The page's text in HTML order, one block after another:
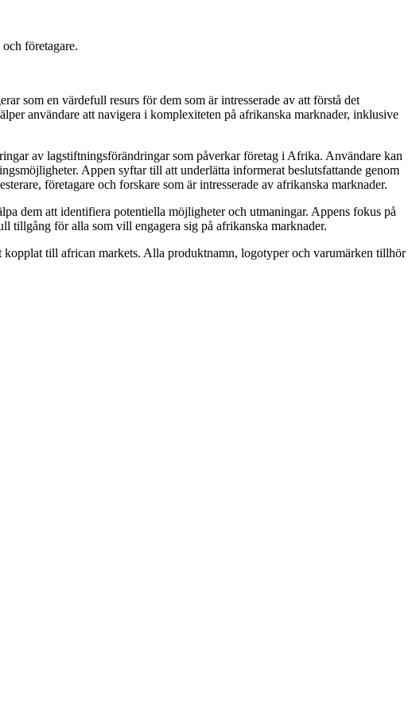
företagare.
som en värdefull resurs för dem som är intresserade av att förstå det
användare att navigera i komplexiteten på afrikanska marknader, inklusive
av lagstiftningsförändringar som påverkar företag i Afrika. Användare kan
Appen syftar till att underlätta informerat beslutsfattande genom
företagare och forskare som är intresserade av afrikanska marknader.
dem att identifiera potentiella möjligheter och utmaningar. Appens fokus på
tillgång för alla som vill engagera sig på afrikanska marknader.
till african markets. Alla produktnamn, logotyper och varumärken tillhör